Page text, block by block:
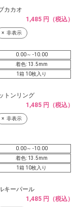
カカオ
1,485 円（税込）
非表示
0.00～ -10.00
着色: 13.5mm
1箱 10枚入り
トンリング
1,485 円（税込）
非表示
0.00～ -10.00
着色: 13.5mm
1箱 10枚入り
キーパール
1,485 円（税込）